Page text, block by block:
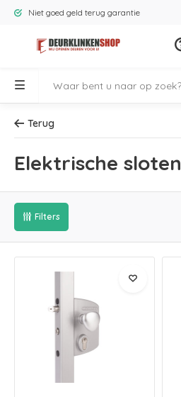
Niet goed geld terug garantie
Terug
Elektrische sloten
Filters